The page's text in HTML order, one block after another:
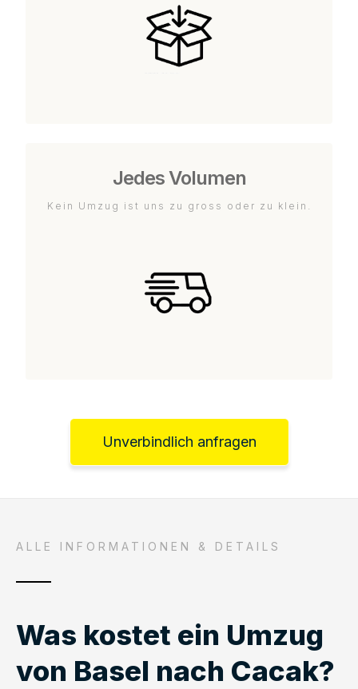
Jedes Volumen
Kein Umzug ist uns zu gross oder zu klein.
Unverbindlich anfragen
ALLE INFORMATIONEN & DETAILS
Was kostet ein Umzug
von Basel nach Cacak?